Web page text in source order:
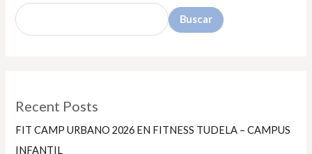
Buscar
Recent Posts
FIT CAMP URBANO 2026 EN FITNESS TUDELA – CAMPUS
INFANTIL